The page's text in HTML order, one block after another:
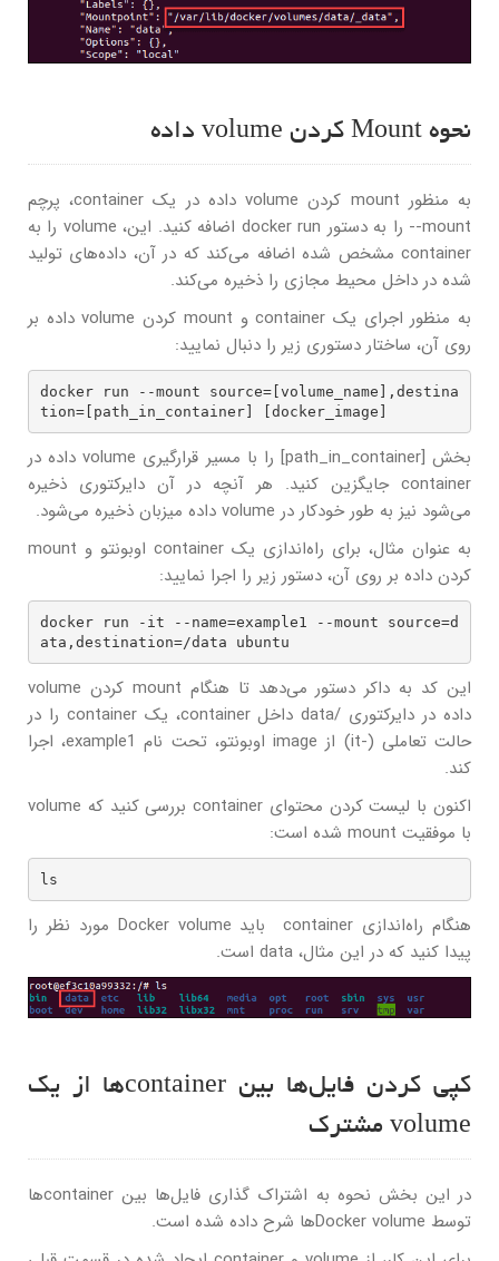
نحوه Mount کردن volume داده
به منظور mount کردن volume داده در یک container، پرچم
mount-- را به دستور docker run اضافه کنید. این، volume را به
container مشخص شده اضافه می‌کند که در آن، داده‌های تولید
شده در داخل محیط مجازی را ذخیره می‌کند.
به منظور اجرای یک container و mount کردن volume داده بر
روی آن، ساختار دستوری زیر را دنبال نمایید:
docker run --mount source=[volume_name],destina
tion=[path_in_container] [docker_image]
بخش [path_in_container] را با مسیر قرارگیری volume داده در
container جایگزین کنید. هر آنچه در آن دایرکتوری ذخیره
می‌شود نیز به طور خودکار در volume داده میزبان ذخیره می‌شود.
به عنوان مثال، برای راه‌اندازی یک container اوبونتو و mount
کردن داده بر روی آن، دستور زیر را اجرا نمایید:
docker run -it --name=example1 --mount source=d
ata,destination=/data ubuntu
این کد به داکر دستور می‌دهد تا هنگام mount کردن volume
داده در دایرکتوری /data داخل container، یک container را در
حالت تعاملی (-it) از image اوبونتو، تحت نام example1، اجرا
کند.
اکنون با لیست کردن محتوای container بررسی کنید که volume
با موفقیت mount شده است:
ls
هنگام راه‌اندازی container باید Docker volume مورد نظر را
پیدا کنید که در این مثال، data است.
کپی کردن فایل‌ها بین containerها از یک
volume مشترک
در این بخش نحوه به اشتراک گذاری فایل‌ها بین containerها
توسط Docker volumeها شرح داده شده است.